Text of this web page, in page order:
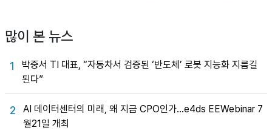
많이 본 뉴스
1
박중서 TI 대표, “자동차서 검증된 ‘반도체’ 로봇 지능화 지름길
된다”
2
AI 데이터센터의 미래, 왜 지금 CPO인가…e4ds EEWebinar 7
월21일 개최